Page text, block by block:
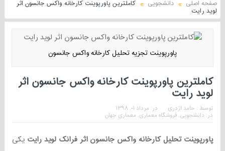
صفحه اصلی دانشجویی کاملترین پاورپوینت کارخانه واکس جانسون اثر
لوید رایت
پاورپوینت تجزیه تحلیل کارخانه واکس جانسون
کاملترین پاورپوینت کارخانه واکس جانسون اثر
لوید رایت
توسط : حامد اژدری در: مرداد ۰۱, ۱۳۹۸
در: دانشجویی, فروشگاه معماری, معماری جهان
پاورپوینت تحلیل کارخانه واکس جانسون اثر فرانک لوید رایت یکی